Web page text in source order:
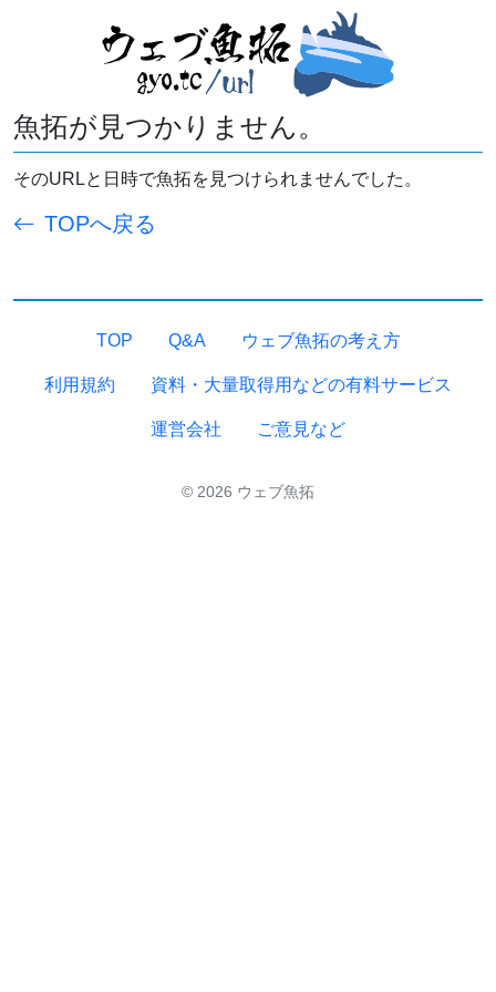
魚拓が見つかりません。
そのURLと日時で魚拓を見つけられませんでした。
TOPへ戻る
TOP Q&A ウェブ魚拓の考え方
利用規約 資料・大量取得用などの有料サービス
運営会社 ご意見など
© 2026 ウェブ魚拓